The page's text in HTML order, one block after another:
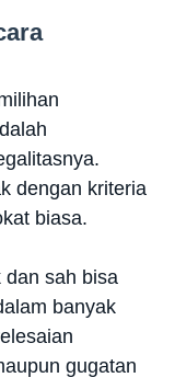
dengan kriteria
biasa.
dan sah bisa
banyak
gugatan